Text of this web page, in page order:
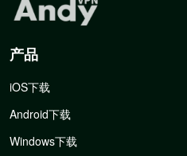
产品
iOS下载
Android下载
Windows下载